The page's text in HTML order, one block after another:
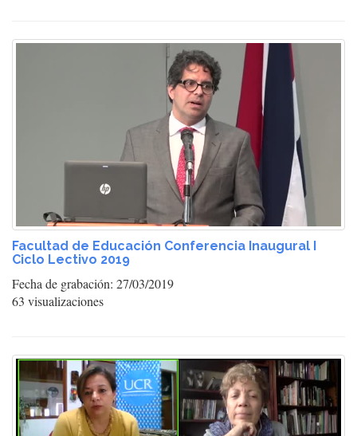
Facultad de Educación Conferencia Inaugural I
Ciclo Lectivo 2019
Fecha de grabación: 27/03/2019
63 visualizaciones